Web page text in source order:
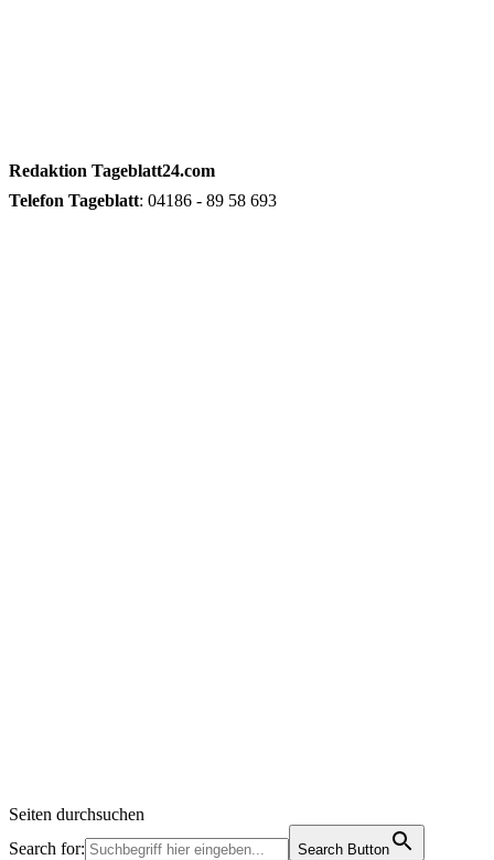
Redaktion Tageblatt24.com
Telefon Tageblatt: 04186 - 89 58 693
Seiten durchsuchen
Search for:
Search Button